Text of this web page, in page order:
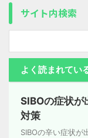
サイト内検索
よく読まれてい
SIBOの症状が
対策
SIBOの辛い症状が